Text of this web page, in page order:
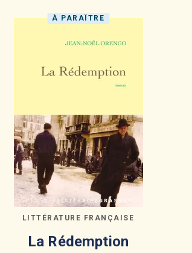
À PARAÎTRE
LITTÉRATURE FRANÇAISE
La Rédemption